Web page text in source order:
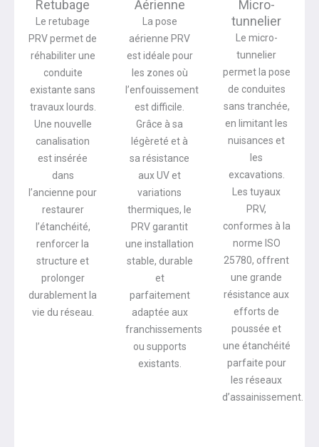
Retubage
Le retubage
PRV permet de
réhabiliter une
conduite
existante sans
travaux lourds.
Une nouvelle
canalisation
est insérée
dans
l’ancienne pour
restaurer
l’étanchéité,
renforcer la
structure et
prolonger
durablement la
vie du réseau.
Aérienne
La pose
aérienne PRV
est idéale pour
les zones où
l’enfouissement
est difficile.
Grâce à sa
légèreté et à
sa résistance
aux UV et
variations
thermiques, le
PRV garantit
une installation
stable, durable
et
parfaitement
adaptée aux
franchissements
ou supports
existants.
Micro-
tunnelier
Le micro-
tunnelier
permet la pose
de conduites
sans tranchée,
en limitant les
nuisances et
les
excavations.
Les tuyaux
PRV,
conformes à la
norme ISO
25780, offrent
une grande
résistance aux
efforts de
poussée et
une étanchéité
parfaite pour
les réseaux
d’assainissement.